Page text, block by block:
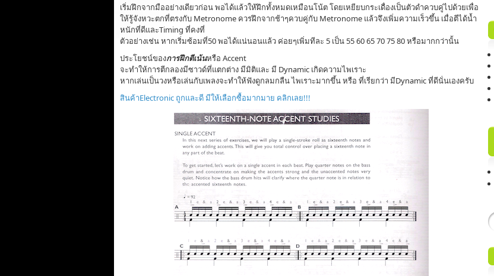
เริ่มฝึกจากมืออย่างเดียวก่อน พอได้แล้วให้ฝึกทั้งหมดเหมือนโน้ต โดยเหยียบกระเดื่องเป็นตัวดำควบคู่ไปด้วยเพื่อ
ให้รู้จังหวะตกที่ตรงกับ Metronome ควรฝึกจากช้าๆควบคู่กับ Metronome แล้วจึงเพิ่มความเร็วขึ้น เมื่อตีได้น้ำ
หนักที่ดีและTiming ที่คงที่
ตัวอย่างเช่น หากเริ่มซ้อมที่50 พอได้แน่นอนแล้ว ค่อยๆเพิ่มทีละ 5 เป็น 55 60 65 70 75 80 หรือมากกว่านั้น
ประโยชน์ของการฝึกตีเน้นหรือ Accent
จะทำให้การตีกลองมีซาวด์ที่แตกต่าง มีมิติและ มี Dynamic เกิดความไพเราะ
หากเล่นเป็นวงหรือเล่นกับเพลงจะทำให้ฟังดูกลมกลืน ไพเราะมากขึ้น หรือ ที่เรียกว่า มีDynamic ที่ดีนั่นเองครับ
สินค้าElectronic ถูกและดี มีให้เลือกซื้อมากมาย คลิกเลย!!!